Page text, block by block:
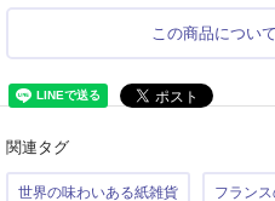
この商品につい
関連タグ
世界の味わいある紙雑貨 フラン